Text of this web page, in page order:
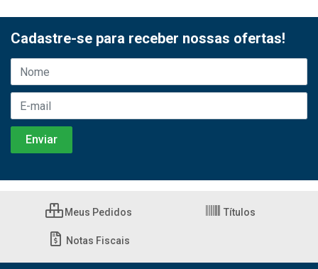
Cadastre-se para receber nossas ofertas!
Meus Pedidos Títulos
Notas Fiscais